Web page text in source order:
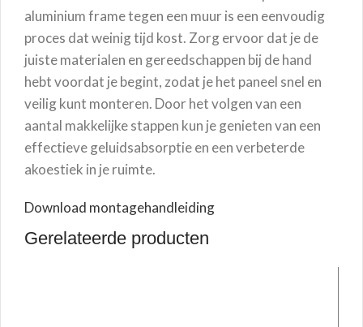
aluminium frame tegen een muur is een eenvoudig
proces dat weinig tijd kost. Zorg ervoor dat je de
juiste materialen en gereedschappen bij de hand
hebt voordat je begint, zodat je het paneel snel en
veilig kunt monteren. Door het volgen van een
aantal makkelijke stappen kun je genieten van een
effectieve geluidsabsorptie en een verbeterde
akoestiek in je ruimte.
Download montagehandleiding
Gerelateerde producten